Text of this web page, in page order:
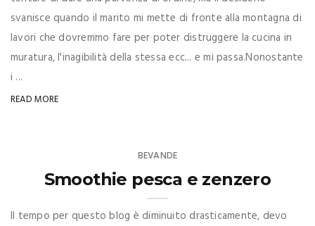
svanisce quando il marito mi mette di fronte alla montagna di
lavori che dovremmo fare per poter distruggere la cucina in
muratura, l'inagibilità della stessa ecc... e mi passa.Nonostante
i ...
READ MORE
BEVANDE
Smoothie pesca e zenzero
Il tempo per questo blog è diminuito drasticamente, devo